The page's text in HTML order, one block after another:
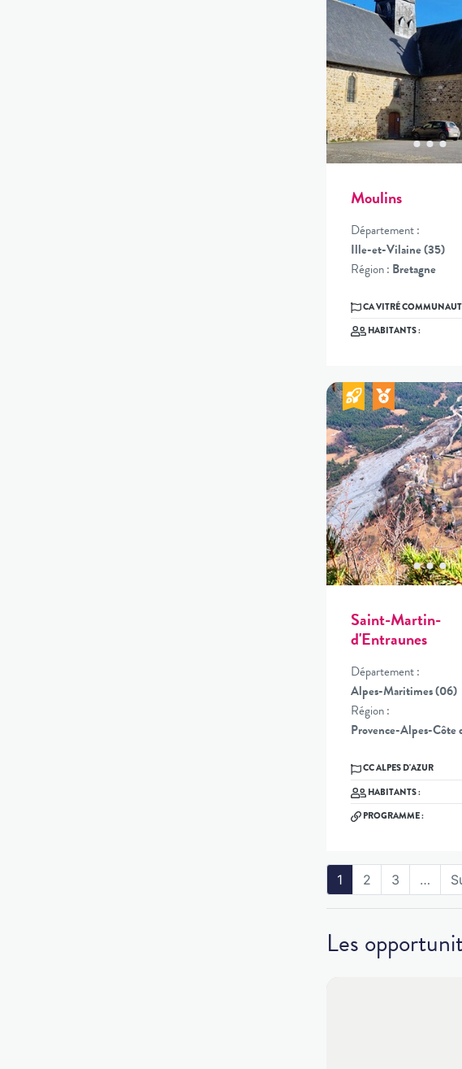
Moulins
Département :
Ille-et-Vilaine (35)
Région : Bretagne
CA VITRÉ
HABITANTS :
Saint-Martin-
d'Entraunes
Département :
Alpes-Maritimes (06)
Région :
Provence-Alpes-Côte
CC ALPES D'AZUR
HABITANTS :
PROGRAMME :
1 2 3 …
Les